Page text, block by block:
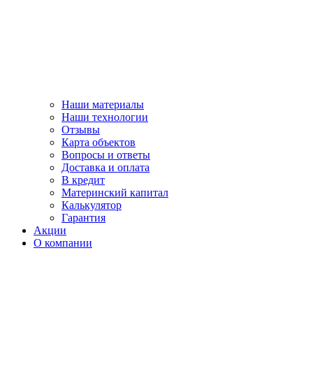
Наши материалы
Наши технологии
Отзывы
Карта объектов
Вопросы и ответы
Доставка и оплата
В кредит
Материнский капитал
Калькулятор
Гарантия
Акции
О компании